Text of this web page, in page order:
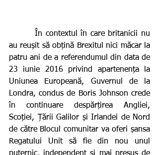
        În contextul în care britanicii nu
au reușit să obțină Brexitul nici măcar la
patru ani de a referendumul din data de
23 iunie 2016 privind apartenența la
Uniunea Europeană, Guvernul de la
Londra, condus de Boris Johnson crede
în continuare despărțirea Angliei,
Scoției, Țării Galilor și Irlandei de Nord
de către Blocul comunitar va oferi șansa
Regatului Unit să fie din nou unul